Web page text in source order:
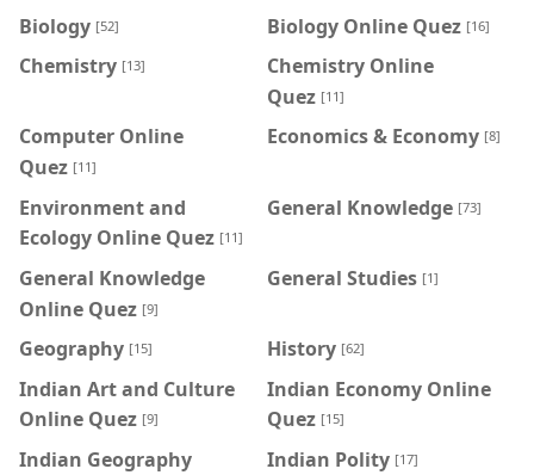
Biology [52] Biology Online Quez [16]
Chemistry [13]
Chemistry Online
Quez [11]
Computer Online
Quez [11]
Economics & Economy [8]
Environment and
Ecology Online Quez [11]
General Knowledge [73]
General Knowledge
Online Quez [9]
General Studies [1]
Geography [15] History [62]
Indian Art and Culture
Online Quez [9]
Indian Economy Online
Quez [15]
Indian Geography
Indian Polity [17]